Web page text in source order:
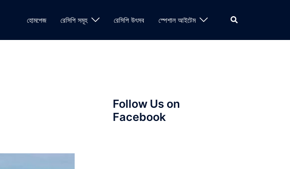
হোমপেজ রেসিপি সমূহ রেসিপি উৎসব স্পেশাল আইটেম Search
Follow Us on
Facebook